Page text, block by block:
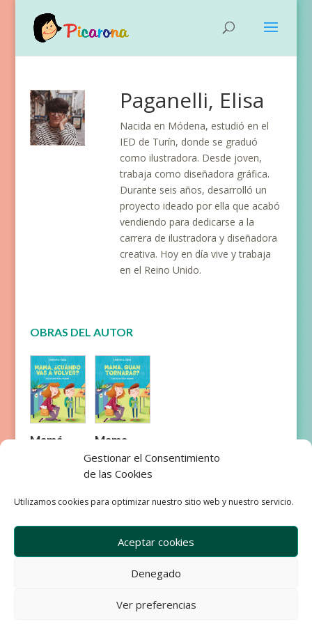
Gestionar el Consentimiento
de las Cookies
Utilizamos cookies para optimizar nuestro sitio web y nuestro servicio.
Aceptar cookies
Denegado
Ver preferencias
Paganelli, Elisa
Nacida en Módena, estudió en el
IED de Turín, donde se graduó
como ilustradora. Desde joven,
trabaja como diseñadora gráfica.
Durante seis años, desarrolló un
proyecto ideado por ella que acabó
vendiendo para dedicarse a la
carrera de ilustradora y diseñadora
creativa. Hoy en día vive y trabaja
en el Reino Unido.
OBRAS DEL AUTOR
Mamá,
Mama,
quan
tornaràs?
Condiciones de Venta